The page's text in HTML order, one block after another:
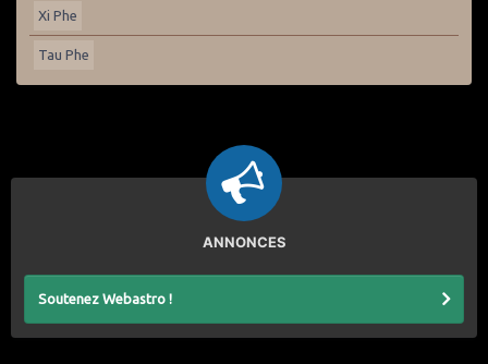
Xi Phe
Tau Phe
ANNONCES
Soutenez Webastro !